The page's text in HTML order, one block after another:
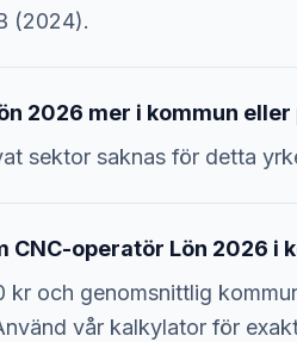
(2024).
2026 mer i kommun
sektor saknas för detta
CNC-operatör Lön 2026 i
och genomsnittlig
vår kalkylator för